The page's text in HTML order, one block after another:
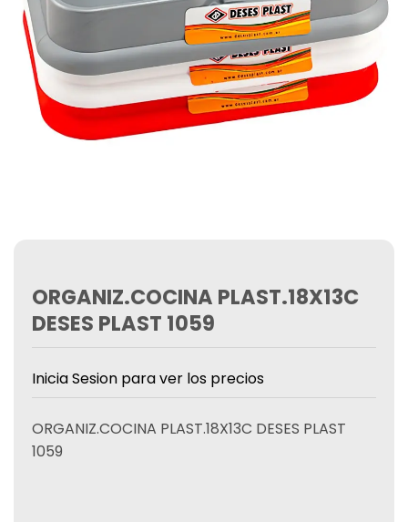
ORGANIZ.COCINA PLAST.18X13C
DESES PLAST 1059
Inicia Sesion para ver los precios
ORGANIZ.COCINA PLAST.18X13C DESES PLAST
1059